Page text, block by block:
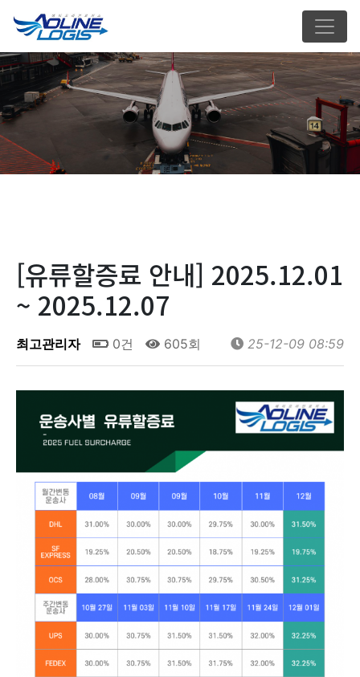
[유류할증료 안내] 2025.12.01
~ 2025.12.07
최고관리자 0건 605회 25-12-09 08:59